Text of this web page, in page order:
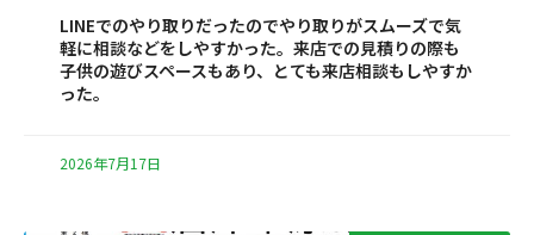
LINEでのやり取りだったのでやり取りがスムーズで気
軽に相談などをしやすかった。来店での見積りの際も
子供の遊びスペースもあり、とても来店相談もしやすか
った。
2026年7月17日